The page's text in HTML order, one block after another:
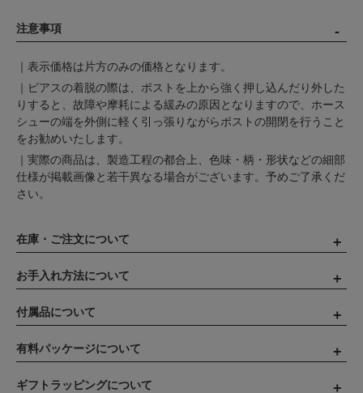
注意事項
｜表示価格は片方のみの価格となります。
｜ピアスの着脱の際は、ポストを上から強く押し込んだり外した
りすると、故障や摩耗による緩みの原因となりますので、ホース
シューの端を外側に軽く引っ張りながらポストの開閉を行うこと
をお勧めいたします。
｜実際の商品は、製造工程の都合上、色味・柄・形状などの細部
仕様が掲載画像と若干異なる場合がございます。予めご了承くだ
さい。
在庫・ご注文について
お手入れ方法について
付属品について
有料パッケージについて
ギフトラッピングについて